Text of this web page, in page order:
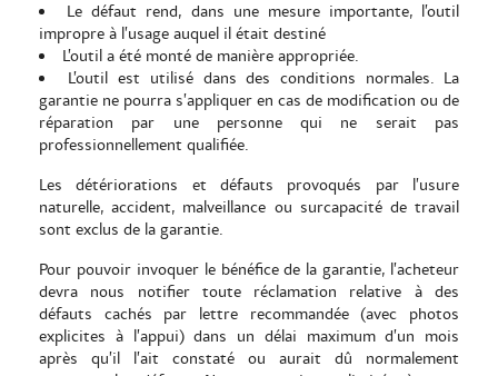
Le défaut rend, dans une mesure importante, l’outil
impropre à l’usage auquel il était destiné
L’outil a été monté de manière appropriée.
L’outil est utilisé dans des conditions normales. La
garantie ne pourra s’appliquer en cas de modification ou de
réparation par une personne qui ne serait pas
professionnellement qualifiée.
Les détériorations et défauts provoqués par l’usure
naturelle, accident, malveillance ou surcapacité de travail
sont exclus de la garantie.
Pour pouvoir invoquer le bénéfice de la garantie, l’acheteur
devra nous notifier toute réclamation relative à des
défauts cachés par lettre recommandée (avec photos
explicites à l’appui) dans un délai maximum d’un mois
après qu’il l’ait constaté ou aurait dû normalement